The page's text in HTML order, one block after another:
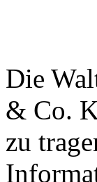
Die
& Co.
zu